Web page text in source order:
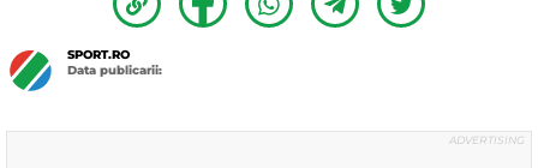
SPORT.RO
Data publicarii: